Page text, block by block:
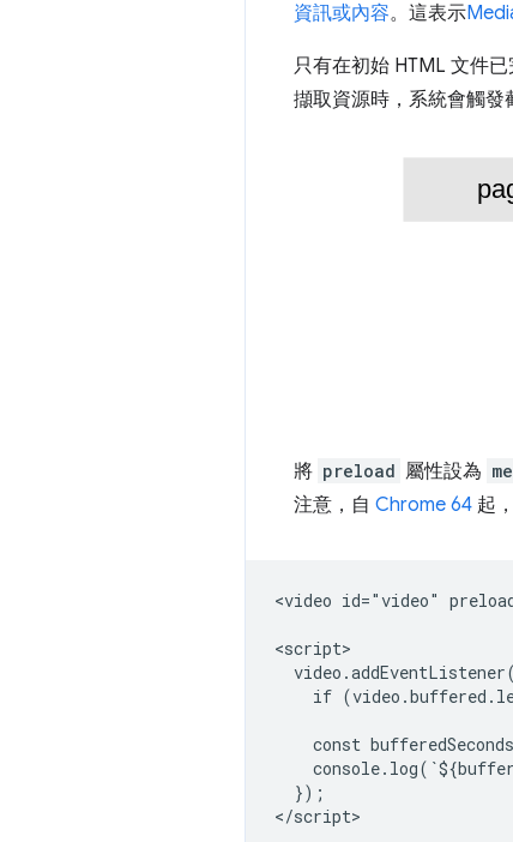
資訊或內容。這表示
只有在初始 HTML 文件
擷取資源時，系統會觸發
將 preload 屬性設為
注意，自 Chrome 64 起，
<video id="video"
<script>
if
const
  });